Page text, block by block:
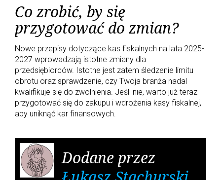
Co zrobić, by się
przygotować do zmian?
Nowe przepisy dotyczące kas fiskalnych na lata 2025-
2027 wprowadzają istotne zmiany dla
przedsiębiorców. Istotne jest zatem śledzenie limitu
obrotu oraz sprawdzenie, czy Twoja branża nadal
kwalifikuje się do zwolnienia. Jeśli nie, warto już teraz
przygotować się do zakupu i wdrożenia kasy fiskalnej,
aby uniknąć kar finansowych.
Dodane przez